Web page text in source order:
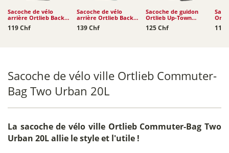
Sacoche de vélo
arrière Ortlieb Back-
Roller Design 20L
119 Chf
Sacoche de vélo
arrière Ortlieb Back-
Roller Plus 23L
139 Chf
Sacoche de guidon
Ortlieb Up-Town
Urban 17.5L
125 Chf
17.5L
115
Sacoche de vélo ville Ortlieb Commuter-
Bag Two Urban 20L
La sacoche de vélo ville Ortlieb Commuter-Bag Two
Urban 20Lallie le style et l'utile !